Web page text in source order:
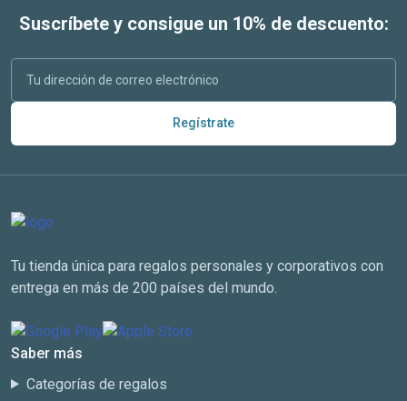
Suscríbete y consigue un 10% de descuento:
Regístrate
Tu tienda única para regalos personales y corporativos con
entrega en más de 200 países del mundo.
Saber más
Categorías de regalos